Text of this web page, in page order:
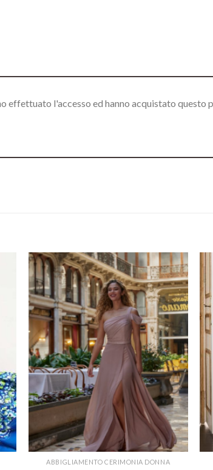
effettuato l'accesso ed hanno acquistato questo
ABBIGLIAMENTO CERIMONIA DONNA